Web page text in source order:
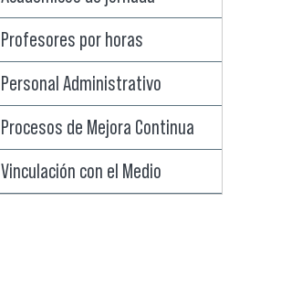
Profesores por horas
Personal Administrativo
Procesos de Mejora Continua
Vinculación con el Medio